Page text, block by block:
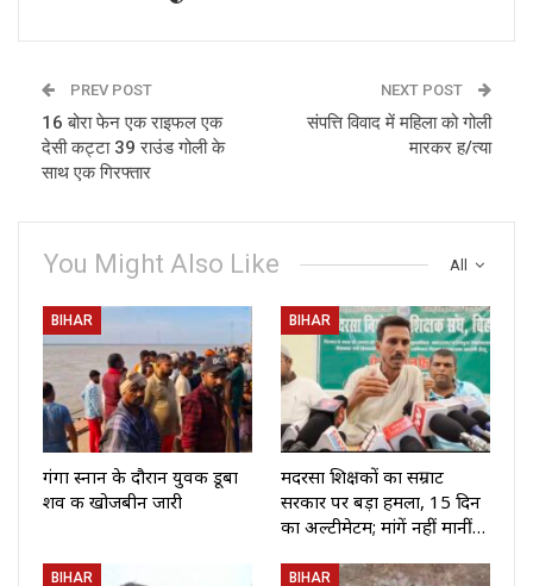
PREV POST
16 बोरा फेन एक राइफल एक
देसी कट्टा 39 राउंड गोली के
साथ एक गिरफ्तार
NEXT POST
संपत्ति विवाद में महिला को गोली
मारकर ह/त्या
All
You Might Also Like
BIHAR
गंगा स्नान के दौरान युवक डूबा
शव की खोजबीन जारी
BIHAR
मदरसा शिक्षकों का सम्राट
सरकार पर बड़ा हमला, 15 दिन
का अल्टीमेटम; मांगें नहीं मानीं…
BIHAR BIHAR